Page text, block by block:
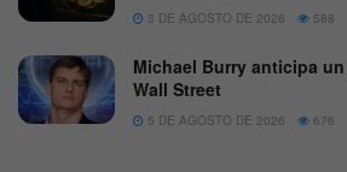
3 DE AGOSTO DE 2026 588
Michael Burry anticipa
Wall Street
5 DE AGOSTO DE 2026 676